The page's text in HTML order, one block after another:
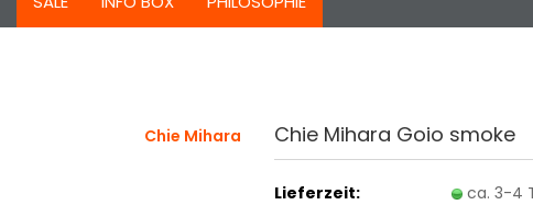
Chie Mihara Chie Mihara Goio smoke
Lieferzeit: ca. 3-4